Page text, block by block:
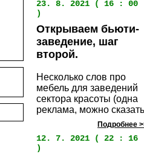
23. 8. 2021 ( 16 : 00
)
Открываем бьюти-
заведение, шаг
второй.
Несколько слов про
мебель для заведений
сектора красоты (одна
реклама, можно
Подробнее
12. 7. 2021 ( 22 : 16
)